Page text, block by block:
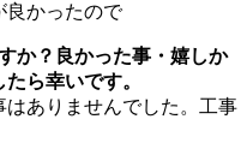
良かったので
か？良かった事・嬉しか
ら幸いです。
ありませんでした。工事